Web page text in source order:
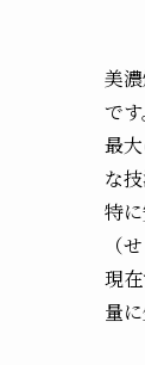
美
で
最
な
特
（
現
量